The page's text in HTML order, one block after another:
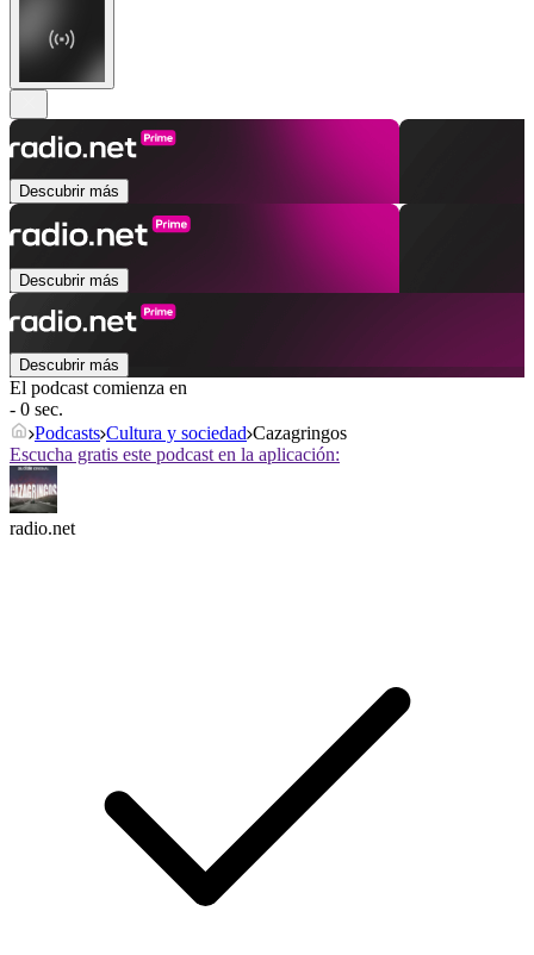
Descubrir más
Descubrir más
Descubrir más
El podcast comienza en
- 0 sec.
Podcasts Cultura y sociedad Cazagringos
Escucha gratis este podcast en la aplicación:
radio.net